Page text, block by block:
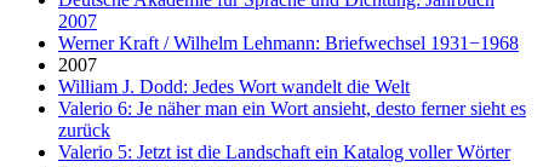
2007
Werner Kraft / Wilhelm Lehmann: Briefwechsel 1931−1968
2007
William J. Dodd: Jedes Wort wandelt die Welt
Valerio 6: Je näher man ein Wort ansieht, desto ferner sieht es
zurück
Valerio 5: Jetzt ist die Landschaft ein Katalog voller Wörter